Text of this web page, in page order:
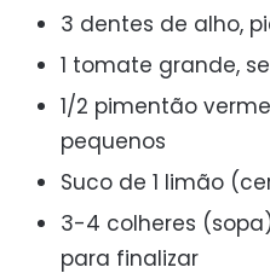
3 dentes de alho,
1 tomate grande,
1/2 pimentão
pequenos
Suco de 1 limão
3-4 colheres
para finalizar